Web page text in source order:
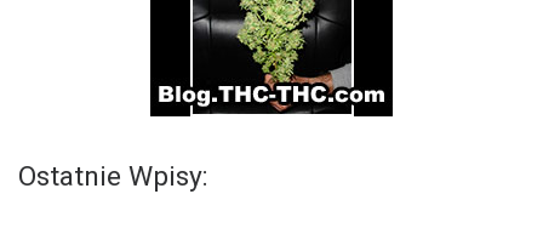
Ostatnie Wpisy: